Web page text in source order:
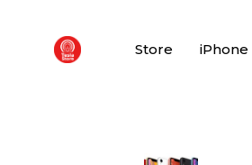
Store iPhone